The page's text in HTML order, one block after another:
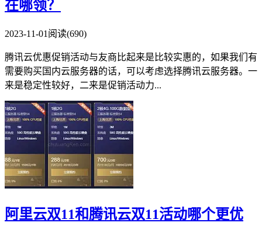
在哪领？
2023-11-01 阅读(690)
腾讯云优惠促销活动与友商比起来是比较实惠的，如果我们有
需要购买国内云服务器的话，可以考虑选择腾讯云服务器。一
来是稳定性较好，二来是促销活动力...
阿里云双11和腾讯云双11活动哪个更优